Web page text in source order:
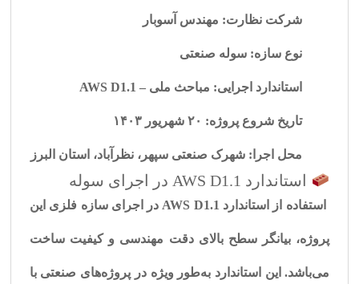
شرکت نظارت: مهندس آسوبار
نوع سازه: سوله صنعتی
استاندارد اجرایی: مباحث ملی – AWS D1.1
تاریخ شروع پروژه:
محل اجرا: شهرک صنعتی سپهر، نظرآباد، استان البرز
استاندارد AWS D1.1 در اجرای سوله
استفاده از استاندارد AWS D1.1 در اجرای سازه فلزی این
پروژه، بیانگر سطح بالای دقت مهندسی و کیفیت ساخت
می‌باشد. این استاندارد به‌طور ویژه در پروژه‌های صنعتی با